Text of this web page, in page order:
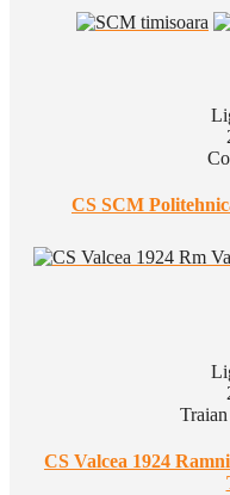
CS SCM
CS Valcea 1924